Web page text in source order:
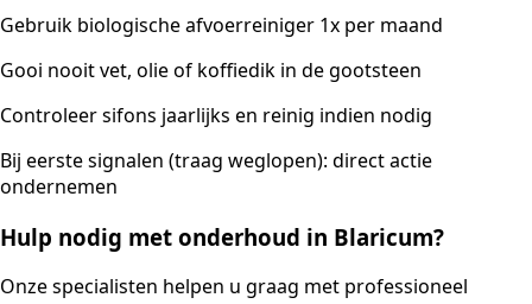
Gebruik biologische afvoerreiniger 1x per maand
Gooi nooit vet, olie of koffiedik in de gootsteen
Controleer sifons jaarlijks en reinig indien nodig
Bij eerste signalen (traag weglopen): direct actie
ondernemen
Hulp nodig met onderhoud in Blaricum?
Onze specialisten helpen u graag met professioneel